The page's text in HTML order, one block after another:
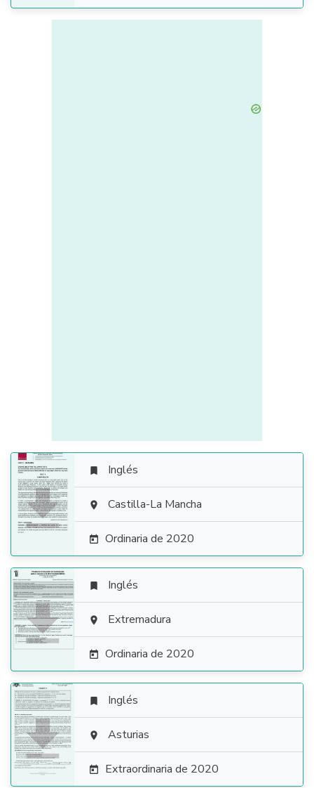

 Inglés
 Castilla-La Mancha
 Ordinaria de 2020

 Inglés
 Extremadura
 Ordinaria de 2020

 Inglés
 Asturias
 Extraordinaria de 2020